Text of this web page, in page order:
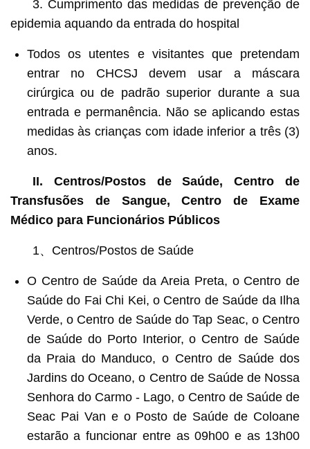
3. Cumprimento das medidas de prevenção de
epidemia aquando da entrada do hospital
Todos os utentes e visitantes que pretendam
entrar no CHCSJ devem usar a máscara
cirúrgica ou de padrão superior durante a sua
entrada e permanência. Não se aplicando estas
medidas às crianças com idade inferior a três (3)
anos.
II. Centros/Postos de Saúde, Centro de
Transfusões de Sangue, Centro de Exame
Médico para Funcionários Públicos
1、Centros/Postos de Saúde
O Centro de Saúde da Areia Preta, o Centro de
Saúde do Fai Chi Kei, o Centro de Saúde da Ilha
Verde, o Centro de Saúde do Tap Seac, o Centro
de Saúde do Porto Interior, o Centro de Saúde
da Praia do Manduco, o Centro de Saúde dos
Jardins do Oceano, o Centro de Saúde de Nossa
Senhora do Carmo - Lago, o Centro de Saúde de
Seac Pai Van e o Posto de Saúde de Coloane
estarão a funcionar entre as 09h00 e as 13h00